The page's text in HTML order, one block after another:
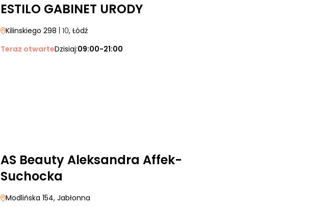
ESTILO GABINET URODY
Kilinskiego 298 | 10, Łódź
Teraz otwarteDzisiaj:09:00-21:00
AS Beauty Aleksandra Affek-
Suchocka
Modlińska 154, Jabłonna